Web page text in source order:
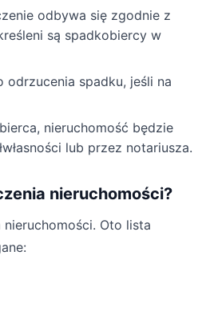
odbywa się zgodnie z
są spadkobiercy w
spadku, jeśli na
nieruchomość będzie
lub przez notariusza.
nieruchomości?
Oto lista